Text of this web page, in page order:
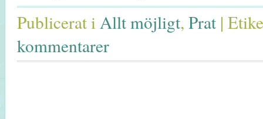
Publicerat iAllt möjligt, Prat |
kommentarer